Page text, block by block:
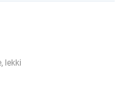
lekki